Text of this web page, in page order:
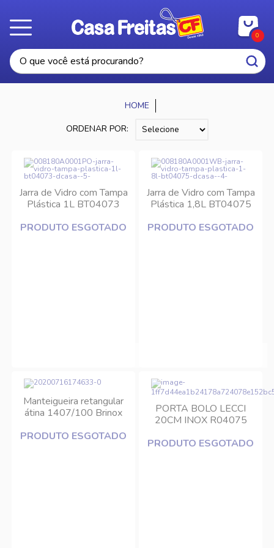
0
ORDENAR POR:
Jarra de Vidro com Tampa
Plástica 1L BT04073
PRODUTO ESGOTADO
Jarra de Vidro com Tampa
Plástica 1,8L BT04075
PRODUTO ESGOTADO
Manteigueira retangular
átina 1407/100 Brinox
PRODUTO ESGOTADO
PORTA BOLO LECCI
20CM INOX R04075
PRODUTO ESGOTADO